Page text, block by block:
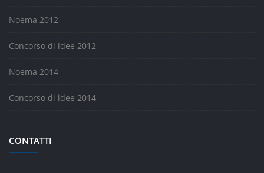
Noema 2012
Concorso di idee 2012
Noema 2014
Concorso di idee 2014
CONTATTI